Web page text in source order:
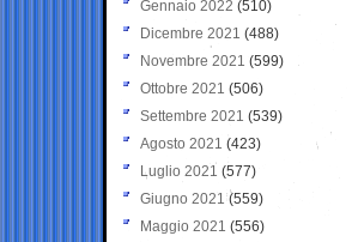
Gennaio 2022 (510)
Dicembre 2021 (488)
Novembre 2021 (599)
Ottobre 2021 (506)
Settembre 2021 (539)
Agosto 2021 (423)
Luglio 2021 (577)
Giugno 2021(559)
Maggio 2021 (556)